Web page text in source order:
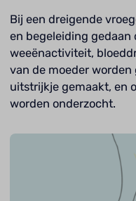
Bij een dreigende
en begeleiding gedaan
weeënactiviteit,
van de moeder
uitstrijkje gemaakt, en
worden onderzocht.